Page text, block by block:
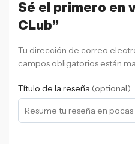
Sé el primero en
CLub”
Tu dirección de correo
campos obligatorios están
Título de la reseña (optional)